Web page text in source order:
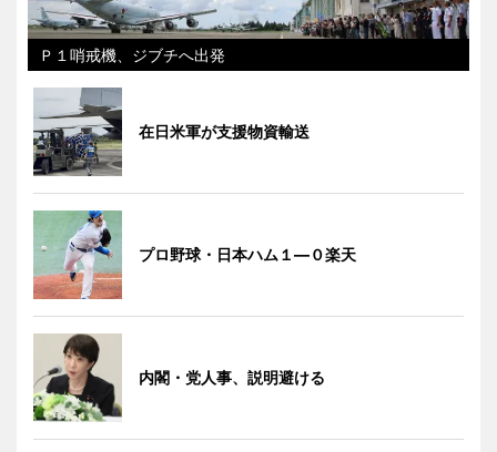
Ｐ１哨戒機、ジブチへ出発
在日米軍が支援物資輸送
プロ野球・日本ハム１―０楽天
内閣・党人事、説明避ける